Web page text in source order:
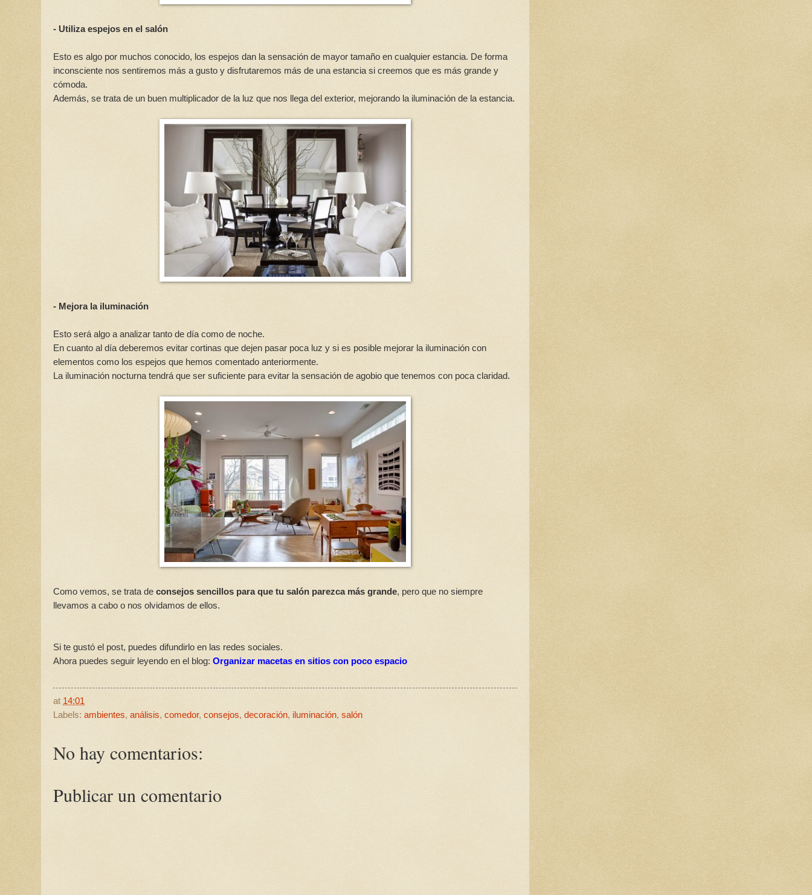
- Utiliza espejos en el salón
Esto es algo por muchos conocido, los espejos dan la sensación de mayor tamaño en cualquier estancia. De forma
inconsciente nos sentiremos más a gusto y disfrutaremos más de una estancia si creemos que es más grande y
cómoda.
Además, se trata de un buen multiplicador de la luz que nos llega del exterior, mejorando la iluminación de la estancia.
- Mejora la iluminación
Esto será algo a analizar tanto de día como de noche.
En cuanto al día deberemos evitar cortinas que dejen pasar poca luz y si es posible mejorar la iluminación con
elementos como los espejos que hemos comentado anteriormente.
La iluminación nocturna tendrá que ser suficiente para evitar la sensación de agobio que tenemos con poca claridad.
Como vemos, se trata de consejos sencillos para que tu salón parezca más grande, pero que no siempre
llevamos a cabo o nos olvidamos de ellos.
Si te gustó el post, puedes difundirlo en las redes sociales.
Ahora puedes seguir leyendo en el blog: Organizar macetas en sitios con poco espacio
at 14:01
Labels: ambientes, análisis, comedor, consejos, decoración, iluminación, salón
No hay comentarios:
Publicar un comentario